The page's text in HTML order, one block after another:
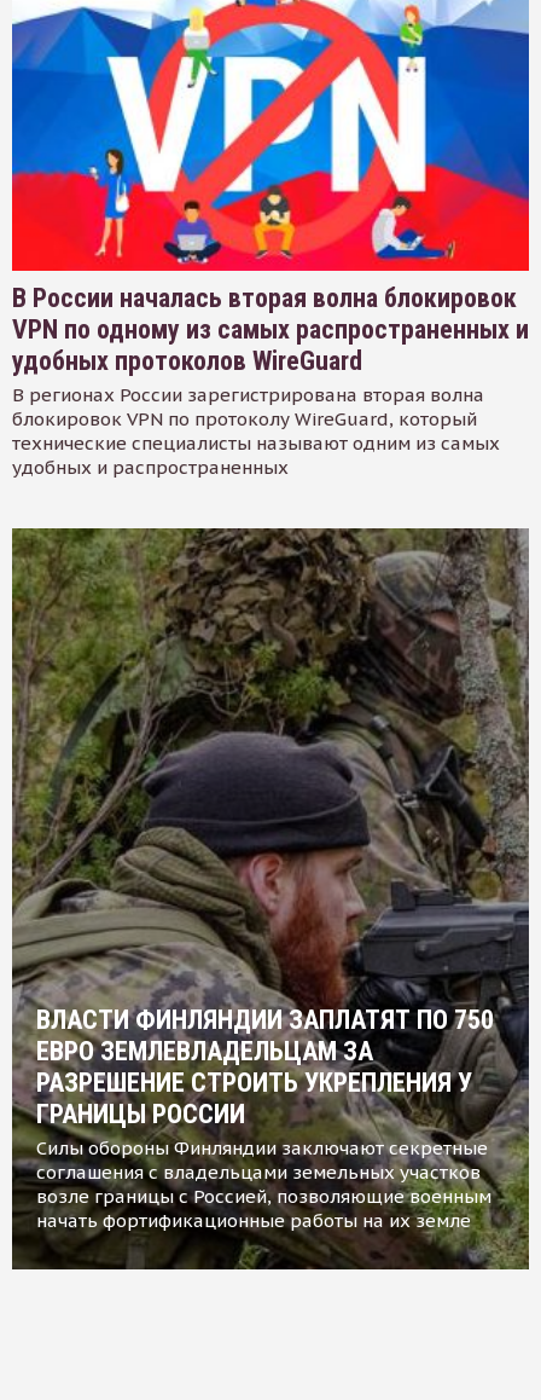
В России началась вторая волна блокировок
VPN по одному из самых распространенных и
удобных протоколов WireGuard
В регионах России зарегистрирована вторая волна
блокировок VPN по протоколу WireGuard, который
технические специалисты называют одним из самых
удобных и распространенных
ВЛАСТИ ФИНЛЯНДИИ ЗАПЛАТЯТ ПО 750
ЕВРО ЗЕМЛЕВЛАДЕЛЬЦАМ ЗА
РАЗРЕШЕНИЕ СТРОИТЬ УКРЕПЛЕНИЯ У
ГРАНИЦЫ РОССИИ
Силы обороны Финляндии заключают секретные
соглашения с владельцами земельных участков
возле границы с Россией, позволяющие военным
начать фортификационные работы на их земле